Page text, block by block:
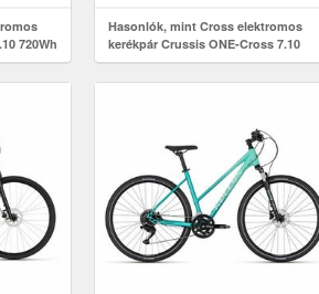
720Wh
Hasonlók, mint Cross elektromos
kerékpár Crussis ONE-Cross 7.10
522Wh 28" - 2025